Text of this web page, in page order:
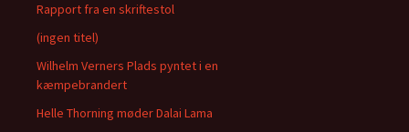
Rapport fra en skriftestol
(ingen titel)
Wilhelm Verners Plads pyntet i en
kæmpebrandert
Helle Thorning møder Dalai Lama